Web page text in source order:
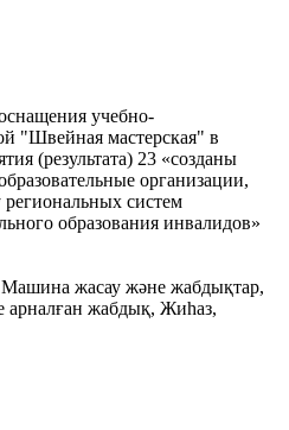
учебно-
"Швейная мастерская" в
(результата) 23 «созданы
организации,
систем
образования инвалидов»
жасау және жабдықтар,
арналған жабдық, Жиһаз,